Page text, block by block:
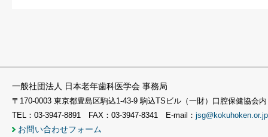
一般社団法人 日本老年歯科医学会 事務局
〒170-0003 東京都豊島区駒込1-43-9 駒込TSビル（一財）口腔保健協会内
TEL：03-3947-8891 FAX：03-3947-8341 E-mail： jsg@kokuhoken.or.jp
お問い合わせフォーム